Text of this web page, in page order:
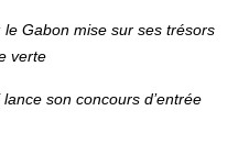
le Gabon mise sur ses trésors
verte
lance son concours d’entrée